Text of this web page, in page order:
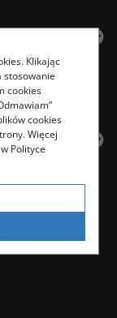
Klikając
stosowanie
cookies
cookies
Więcej
Polityce